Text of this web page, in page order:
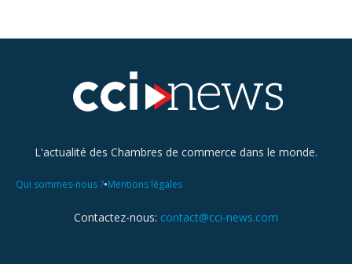
L'actualité des Chambres de commerce dans le monde.
Qui sommes-nous ?•Mentions légales
Contactez-nous: contact@cci-news.com